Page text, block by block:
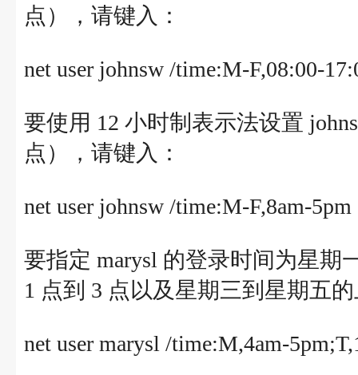
点），请键入：
net user johnsw /time:M-F,08:00-
要使用 12 小时制表示法设置
点），请键入：
net user johnsw /time:M-F,8am-5pm
要指定 marysl 的登录时间为星期
1 点到 3 点以及星期三到星期五
net user marysl /time:M,4am-